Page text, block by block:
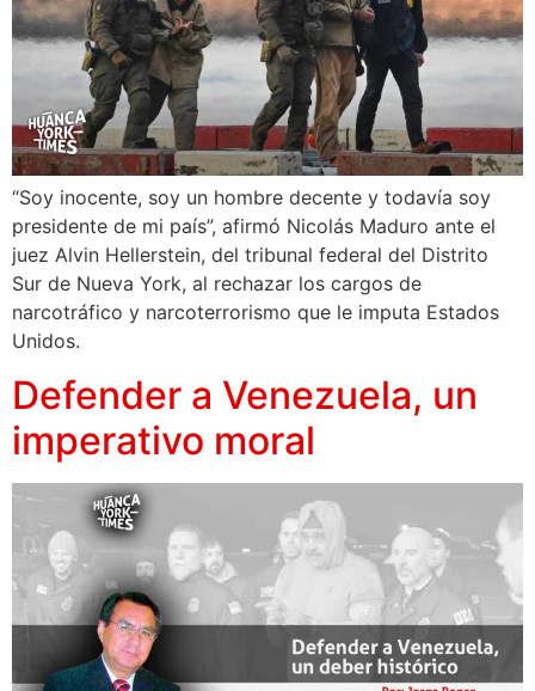
“Soy inocente, soy un hombre decente y todavía soy
presidente de mi país”, afirmó Nicolás Maduro ante el
juez Alvin Hellerstein, del tribunal federal del Distrito
Sur de Nueva York, al rechazar los cargos de
narcotráfico y narcoterrorismo que le imputa Estados
Unidos.
Defender a Venezuela, un
imperativo moral